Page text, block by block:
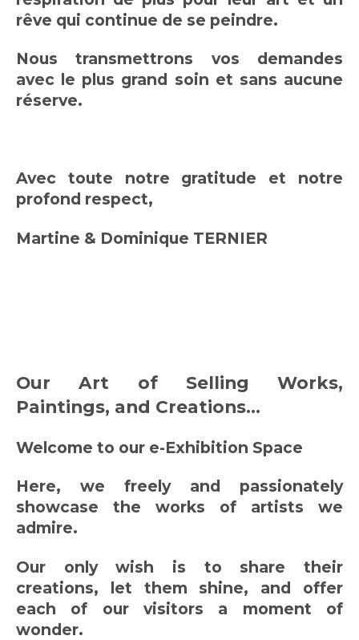
rêve qui continue de se peindre.
Nous transmettrons vos demandes
avec le plus grand soin et sans aucune
réserve.
Avec toute notre gratitude et notre
profond respect,
Martine & Dominique TERNIER
Our Art of Selling Works,
Paintings, and Creations...
Welcome to our e-Exhibition Space
Here, we freely and passionately
showcase the works of artists we
admire.
Our only wish is to share their
creations, let them shine, and offer
each of our visitors a moment of
wonder.